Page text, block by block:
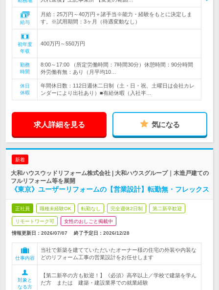
給与
月給：25万円～40万円＋諸手当※能力・経験をもとに決定しま
す。※試用期間：3ヶ月（待遇変動なし）
初年度
年収
400万円～550万円
勤務
時間
8:00～17:00 （所定労働時間：7時間30分）休憩時間：90分時間
外労働有無：あり（月平均10…
休日
休暇
年間休日数：112日週休二日制（土・日・祝、土曜日は会社カレ
ンダーにより出社あり）■有給休暇（入社半…
求人詳細を見る 気になる
新着
大和ハウスウッドリフォーム株式会社 | 大和ハウスグループ｜木造戸建ての
フルリフォーム等を展開
《東京》ユーザーリフォームの【営業設計】転勤無・フレックス
正社員 職種未経験OK 転勤なし 完全週休2日制 第二新卒歓迎
リモートワーク可 女性のおしごと掲載中
情報更新日：2026/07/07 終了予定日： 2026/12/28
仕事内容
当社で新築を建てていただいたオーナー様の住宅の外装や内装な
どのリフォーム工事の営業設計をお任せします
対象と
なる方
【第二新卒の方も歓迎！】《必須》高卒以上／学校で建築を学ん
だ方 または 建築・建設業界での就業経験